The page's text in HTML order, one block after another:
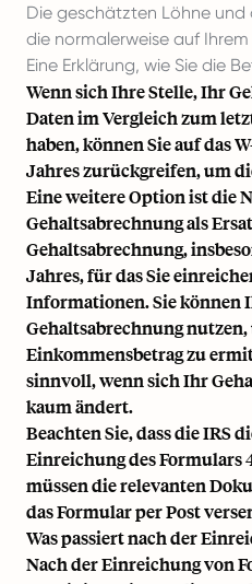
Die geschätzten Löhne und
die normalerweise auf
Eine Erklärung, wie Sie die
Wenn sich Ihre Stelle, Ihr
Daten im Vergleich zum
haben, können Sie auf das
Jahres zurückgreifen, um
Eine weitere Option ist die
Gehaltsabrechnung als
Gehaltsabrechnung,
Jahres, für das Sie
Informationen. Sie können
Gehaltsabrechnung
Einkommensbetrag zu
sinnvoll, wenn sich Ihr
kaum ändert.
Beachten Sie, dass die IRS
Einreichung des Formulars
müssen die relevanten
das Formular per Post
Was passiert nach der
Nach der Einreichung von